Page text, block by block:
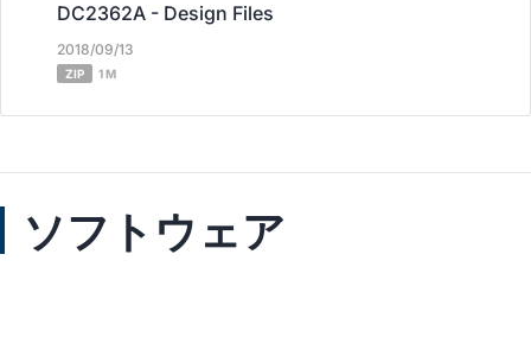
DC2362A - Design Files
2018/09/13
ZIP 1 M
ソフトウェア